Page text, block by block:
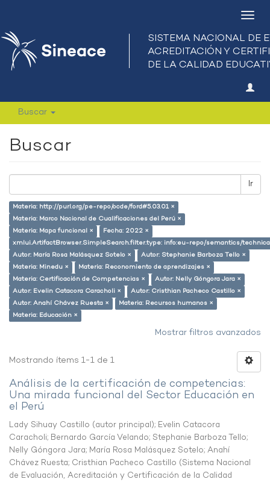
Buscar
Buscar
Ir
Materia: http://purl.org/pe-repo/ocde/ford#5.03.01 ×
Materia: Marco Nacional de Cualificaciones del Perú ×
Materia: Mapa funcional ×
Fecha: 2022 ×
xmlui.ArtifactBrowser.SimpleSearch.filter.type: info:eu-repo/semantics/
Autor: María Rosa Malásquez Sotelo ×
Autor: Stephanie Barboza Tello ×
Materia: Minedu ×
Materia: Reconomiento de aprendizajes ×
Materia: Certificación de Competencias ×
Autor: Nelly Góngora Jara ×
Autor: Evelin Catacora Caracholi ×
Autor: Cristhian Pacheco Castillo ×
Autor: Anahí Chávez Ruesta ×
Materia: Recursos humanos ×
Materia: Educación ×
Mostrar filtros avanzados
Mostrando ítems 1-1 de 1
Análisis de la certificación de competencias:
Una mirada funcional del Sector Educación en
el Perú
Lady Sihuay Castillo (autor principal); Evelin Catacora
Caracholi; Bernardo García Velando; Stephanie Barboza Tello;
Nelly Góngora Jara; María Rosa Malásquez Sotelo; Anahí
Chávez Ruesta; Cristhian Pacheco Castillo (Sistema Nacional
de Evaluación, Acreditación y Certificación de la Calidad